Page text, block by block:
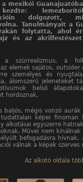
mexikói
dolgozott,
Tanulmányait a
folytatta, ahol
és az akrilfestészet
a szürrealizmus, a
elemek sajátos, outsider
személyes és
álomszerű jeleneteket
belső
hordoznak.
baljós, mégis vonzó aurák
képei finoman
alkotásai egyszerre
Művei nem
befogadásra hívnak,
válnak a képek szerves
Az alkotó oldala
kép
kép
kép
kép
kép
kép
kép
kép
kép
kép
kép